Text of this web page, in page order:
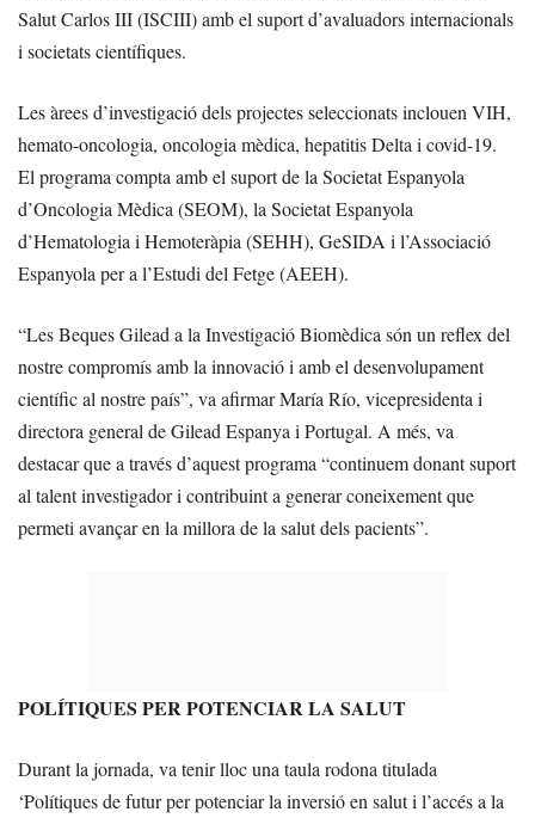
Salut Carlos III (ISCIII) amb el suport d’avaluadors internacionals
i societats científiques.
Les àrees d’investigació dels projectes seleccionats inclouen VIH,
hemato-oncologia, oncologia mèdica, hepatitis Delta i covid-19.
El programa compta amb el suport de la Societat Espanyola
d’Oncologia Mèdica (SEOM), la Societat Espanyola
d’Hematologia i Hemoteràpia (SEHH), GeSIDA i l’Associació
Espanyola per a l’Estudi del Fetge (AEEH).
“Les Beques Gilead a la Investigació Biomèdica són un reflex del
nostre compromís amb la innovació i amb el desenvolupament
científic al nostre país”, va afirmar María Río, vicepresidenta i
directora general de Gilead Espanya i Portugal. A més, va
destacar que a través d’aquest programa “continuem donant suport
al talent investigador i contribuint a generar coneixement que
permeti avançar en la millora de la salut dels pacients”.
POLÍTIQUES PER POTENCIAR LA SALUT
Durant la jornada, va tenir lloc una taula rodona titulada
‘Polítiques de futur per potenciar la inversió en salut i l’accés a la